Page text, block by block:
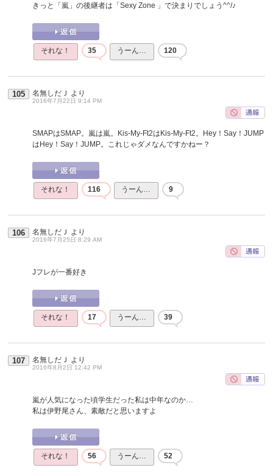
きっと「嵐」の後継者は「Sexy Zone 」で決まりでしょう^^/♪
それな！ 35 うーん… 120
105 名無しだＪ より
2016年7月22日 9:14 PM
SMAPはSMAP。嵐は嵐。Kis-My-Ft2はKis-My-Ft2。Hey！Say！JUMP
はHey！Say！JUMP。これじゃダメなんですかねー？
それな！ 116 うーん… 9
106 名無しだＪ より
2016年7月25日 8:29 AM
Jフレが一番好き
それな！ 17 うーん… 39
107 名無しだＪ より
2016年8月2日 12:42 PM
嵐が人気になった頃学生だった私は中年なのか…
私は伊野尾さん、素敵だと思いますよ
それな！ 56 うーん… 52